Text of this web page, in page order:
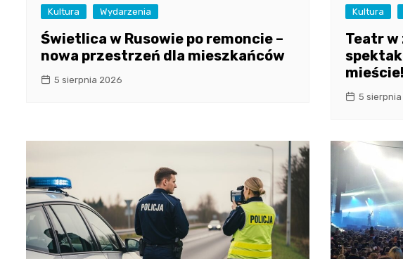
Kultura Wydarzenia
Świetlica w Rusowie po remoncie –
nowa przestrzeń dla mieszkańców
5 sierpnia 2026
Kultura
Teatr
mieście!
5